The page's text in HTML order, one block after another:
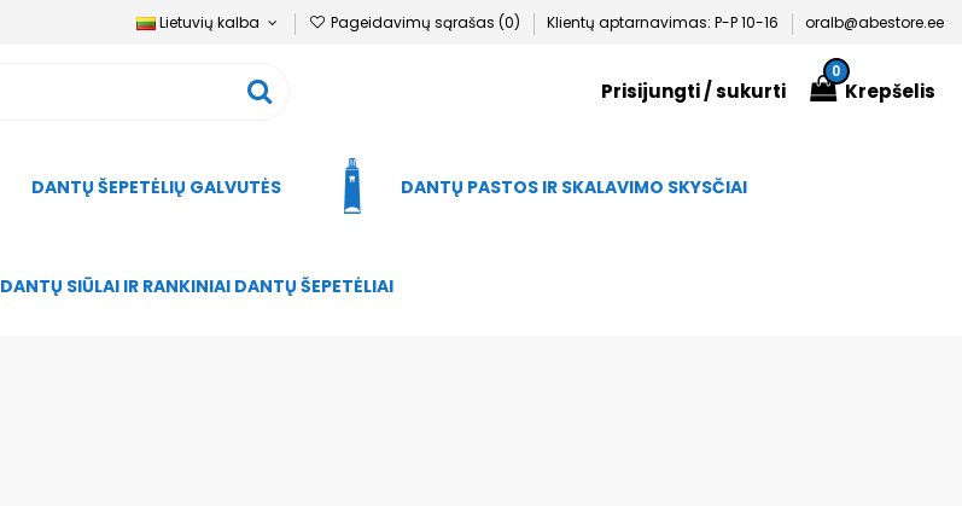
Lietuvių kalba Pageidavimų sąrašas (0) Klientų aptarnavimas: P-P 10-16 oralb@abestore.ee
Prisijungti/ sukurti
0
Krepšelis
DANTŲ ŠEPETĖLIŲ GALVUTĖS DANTŲ PASTOS IR SKALAVIMO SKYSČIAI
DANTŲ SIŪLAI IR RANKINIAI DANTŲ ŠEPETĖLIAI